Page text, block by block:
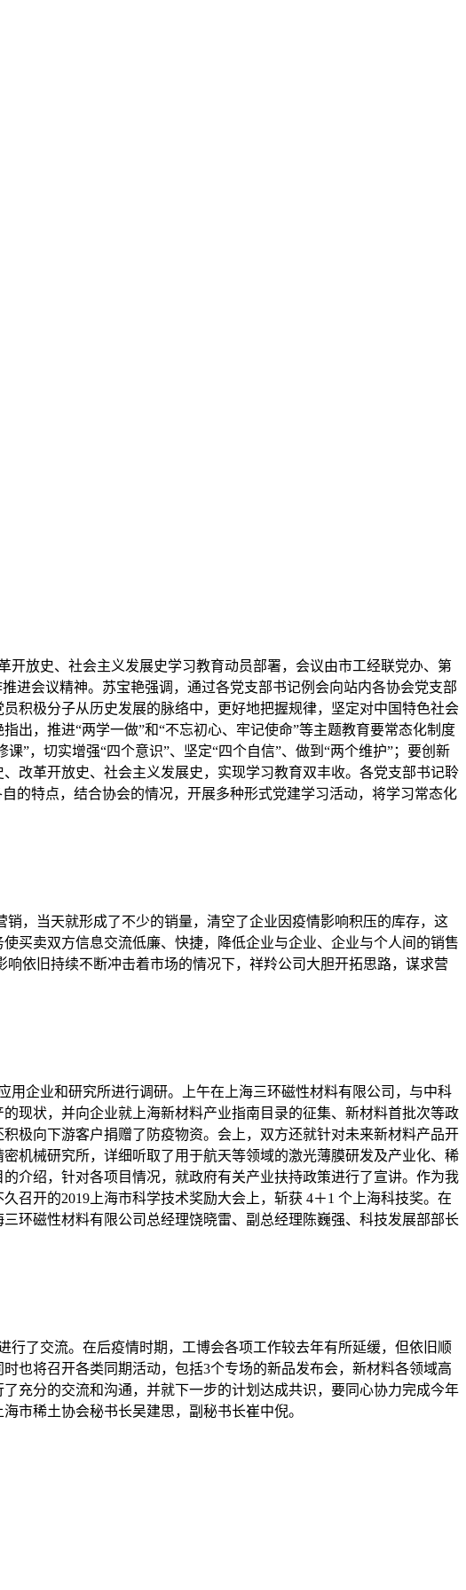
开放史、社会主义发展史学习教育动员部署，会议由市工经联党办、第
进会议精神。苏宝艳强调，通过各党支部书记例会向站内各协会党支部
积极分子从历史发展的脉络中，更好地把握规律，坚定对中国特色社会
出，推进“两学一做”和“不忘初心、牢记使命”等主题教育要常态化制度
”，切实增强“四个意识”、坚定“四个自信”、做到“两个维护”；要创新
改革开放史、社会主义发展史，实现学习教育双丰收。各党支部书记聆
的特点，结合协会的情况，开展多种形式党建学习活动，将学习常态化
，当天就形成了不少的销量，清空了企业因疫情影响积压的库存，这
买卖双方信息交流低廉、快捷，降低企业与企业、企业与个人间的销售
依旧持续不断冲击着市场的情况下，祥羚公司大胆开拓思路，谋求营
用企业和研究所进行调研。上午在上海三环磁性材料有限公司，与中科
现状，并向企业就上海新材料产业指南目录的征集、新材料首批次等政
极向下游客户捐赠了防疫物资。会上，双方还就针对未来新材料产品开
机械研究所，详细听取了用于航天等领域的激光薄膜研发及产业化、稀
介绍，针对各项目情况，就政府有关产业扶持政策进行了宣讲。作为我
召开的2019上海市科学技术奖励大会上，斩获 4＋1 个上海科技奖。在
环磁性材料有限公司总经理饶晓雷、副总经理陈巍强、科技发展部部长
行了交流。在后疫情时期，工博会各项工作较去年有所延缓，但依旧顺
也将召开各类同期活动，包括3个专场的新品发布会，新材料各领域高
充分的交流和沟通，并就下一步的计划达成共识，要同心协力完成今年
市稀土协会秘书长吴建思，副秘书长崔中倪。